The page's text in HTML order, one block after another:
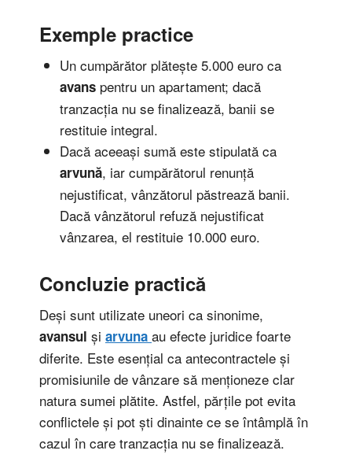
Exemple practice
Un cumpărător plătește 5.000 euro ca
avanspentru un apartament; dacă
tranzacția nu se finalizează, banii se
restituie integral.
Dacă aceeași sumă este stipulată ca
arvună, iar cumpărătorul renunță
nejustificat, vânzătorul păstrează banii.
Dacă vânzătorul refuză nejustificat
vânzarea, el restituie 10.000 euro.
Concluzie practică
Deși sunt utilizate uneori ca sinonime,
avansul și arvuna au efecte juridice foarte
diferite. Este esențial ca antecontractele și
promisiunile de vânzare să menționeze clar
natura sumei plătite. Astfel, părțile pot evita
conflictele și pot ști dinainte ce se întâmplă în
cazul în care tranzacția nu se finalizează.